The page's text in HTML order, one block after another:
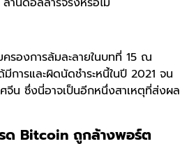
รองการล้มละลายในบทที่ 15 ณ
ารและผิดนัดชำระหนี้ในปี 2021 จน
จีน ซึ่งนี่อาจเป็นอีกหนึ่งสาเหตุที่ส่งผล
ด Bitcoin ถูกล้างพอร์ต